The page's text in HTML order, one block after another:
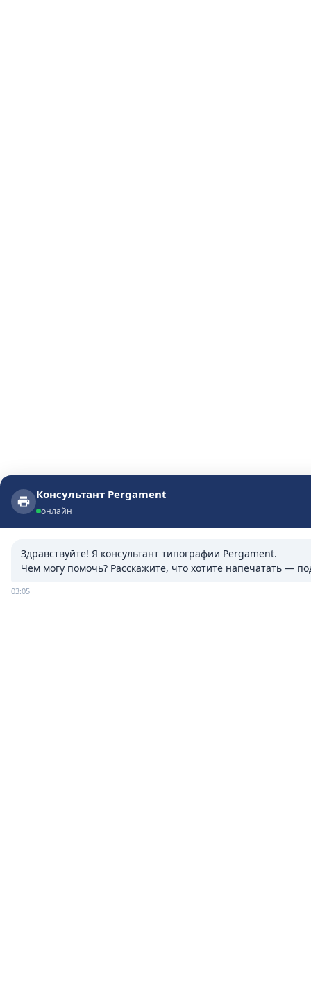
Консультант Pergament
онлайн
Здравствуйте! Я консультант типографии Pergament.
Чем могу помочь? Расскажите, что хотите напечатать —
03:05
Консультант Pergament